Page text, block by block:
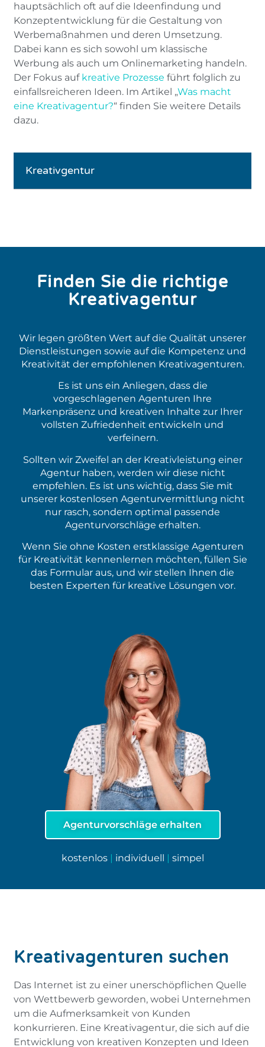
hauptsächlich oft auf die Ideenfindung und
Konzeptentwicklung für die Gestaltung von
Werbemaßnahmen und deren Umsetzung.
Dabei kann es sich sowohl um klassische
Werbung als auch um Onlinemarketing handeln.
Der Fokus auf kreative Prozesse führt folglich zu
einfallsreicheren Ideen. Im Artikel „Was macht
eine Kreativagentur?“ finden Sie weitere Details
dazu.
Kreativgentur
Agenturvorschläge erhalten
kostenlos | individuell | simpel
Finden Sie die richtige
Kreativagentur
Wir legen größten Wert auf die Qualität unserer
Dienstleistungen sowie auf die Kompetenz und
Kreativität der empfohlenen Kreativagenturen.
Es ist uns ein Anliegen, dass die
vorgeschlagenen Agenturen Ihre
Markenpräsenz und kreativen Inhalte zur Ihrer
vollsten Zufriedenheit entwickeln und
verfeinern.
Sollten wir Zweifel an der Kreativleistung einer
Agentur haben, werden wir diese nicht
empfehlen. Es ist uns wichtig, dass Sie mit
unserer kostenlosen Agenturvermittlung nicht
nur rasch, sondern optimal passende
Agenturvorschläge erhalten.
Wenn Sie ohne Kosten erstklassige Agenturen
für Kreativität kennenlernen möchten, füllen Sie
das Formular aus, und wir stellen Ihnen die
besten Experten für kreative Lösungen vor.
Kreativagenturen suchen
Das Internet ist zu einer unerschöpflichen Quelle
von Wettbewerb geworden, wobei Unternehmen
um die Aufmerksamkeit von Kunden
konkurrieren. Eine Kreativagentur, die sich auf die
Entwicklung von kreativen Konzepten und Ideen